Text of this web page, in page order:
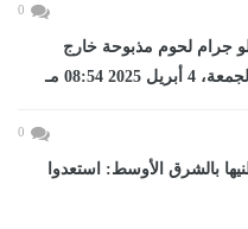
0
الأقصر.. ضبط ١٨٥ كيلو جرام لحوم مذبوحة خارج
08:54 مـ
0
بالشرق الأوسط: استعدوا